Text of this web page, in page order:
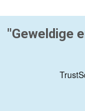
"Geweldige